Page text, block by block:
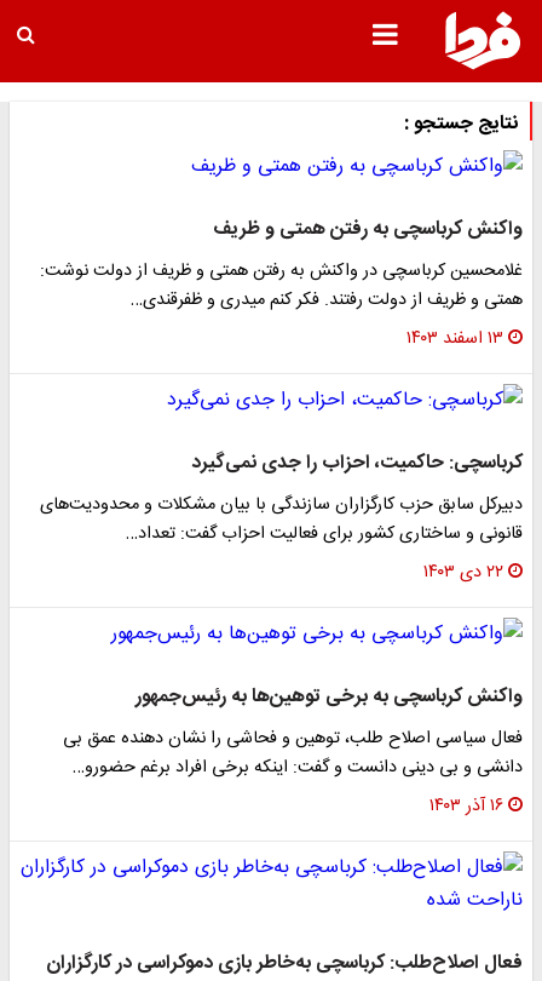
نتایج جستجو :
واکنش کرباسچی به رفتن همتی و ظریف
غلامحسین کرباسچی در واکنش به رفتن همتی و ظریف از دولت نوشت:
همتی و ‌ظریف⁩ از دولت رفتند. فکر کنم ‌میدری ⁩و ‌ظفرقندی…
۱۳ اسفند ۱۴۰۳
کرباسچی: حاکمیت، احزاب را جدی نمی‌گیرد
دبیرکل سابق حزب کارگزاران سازندگی با بیان مشکلات و محدودیت‌های
قانونی و ساختاری کشور برای فعالیت احزاب گفت: تعداد…
۲۲ دی ۱۴۰۳
واکنش کرباسچی به برخی توهین‌ها به رئیس‌جمهور
فعال سیاسی اصلاح طلب، توهین و فحاشی را نشان دهنده عمق بی
دانشی و بی دینی دانست و گفت: اینکه برخی افراد برغم حضورو…
۱۶ آذر ۱۴۰۳
فعال اصلاح‌طلب: کرباسچی به‌خاطر بازی دموکراسی در کارگزاران